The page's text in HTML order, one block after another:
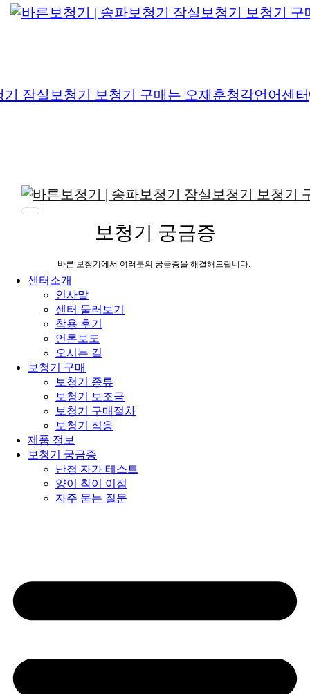
보청기 궁금증
바른 보청기에서 여러분의 궁금증을 해결해드립니다.
센터소개
인사말
센터 둘러보기
착용 후기
언론보도
오시는 길
보청기 구매
보청기 종류
보청기 보조금
보청기 구매절차
보청기 적응
제품 정보
보청기 궁금증
난청 자가 테스트
양이 착이 이점
자주 묻는 질문